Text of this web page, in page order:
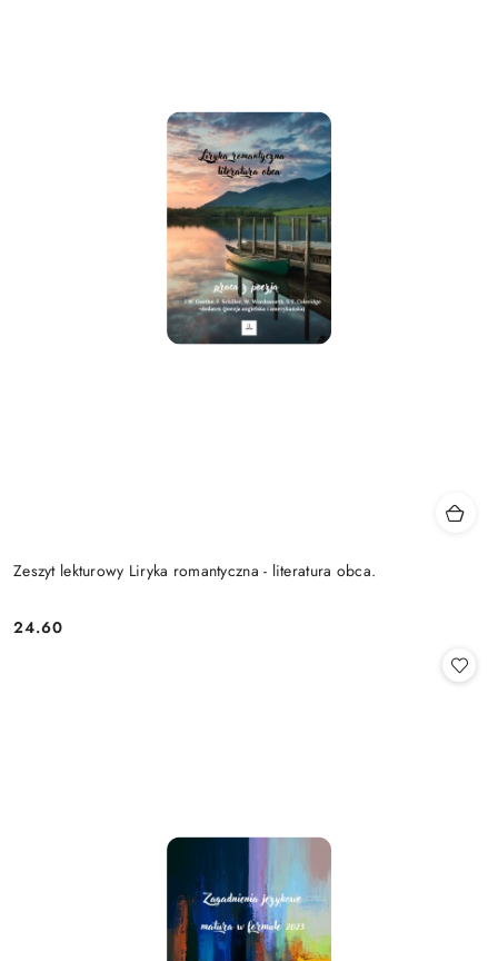
Zeszyt lekturowy Liryka romantyczna - literatura obca.
Cena:
24.60